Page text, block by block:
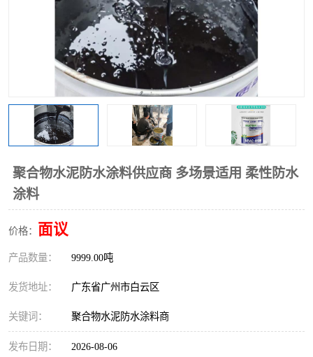
聚合物水泥防水涂料供应商 多场景适用 柔性防水
涂料
价格： 面议
产品数量： 9999.00吨
发货地址： 广东省广州市白云区
关键词： 聚合物水泥防水涂料商
发布日期： 2026-08-06